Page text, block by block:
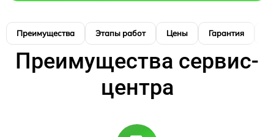
Преимущества Этапы работ Цены Гарантия
Преимущества сервис-
центра